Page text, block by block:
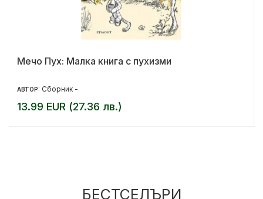
Мечо Пух: Малка книга с пухизми
АВТОР: Сборник -
13.99 EUR (27.36 лв.)
БЕСТСЕЛЪРИ